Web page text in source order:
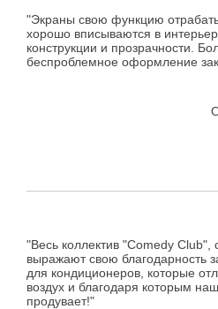
"Экраны свою функцию
хорошо вписываются в
конструкции и прозрачности.
беспроблемное оформление
"Весь коллектив "Comedy Club",
выражают свою благодарность
для кондиционеров, которые
воздух и благодаря которым
продувает!"